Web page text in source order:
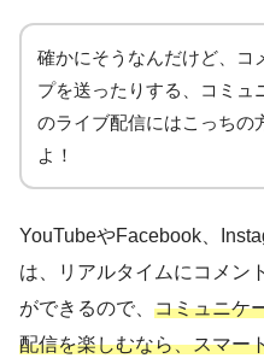
確かにそうなんだけど、コ
プを送ったりする、コミュ
のライブ配信にはこっちの
よ！
YouTubeやFacebook、
は、リアルタイムにコメン
ができるので、 コミュニケ
配信を楽しむなら、スマー